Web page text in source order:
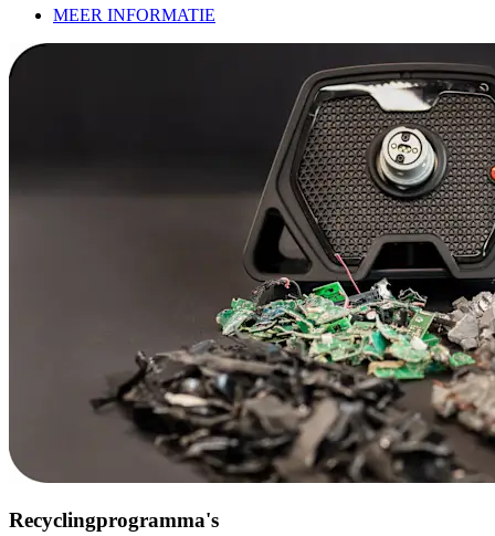
MEER INFORMATIE
Recyclingprogramma's